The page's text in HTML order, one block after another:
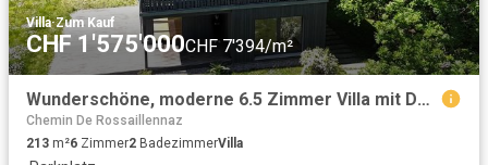
Villa·Zum Kauf
CHF 1'575'000CHF 7'394/m²
Wunderschöne, moderne 6.5 Zimmer Villa mit Doppelgarage
Chemin De Rossaillennaz
213 m²6 Zimmer2 BadezimmerVilla